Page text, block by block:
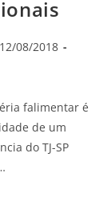
12/08/2018
falimentar é
de um
do TJ-SP